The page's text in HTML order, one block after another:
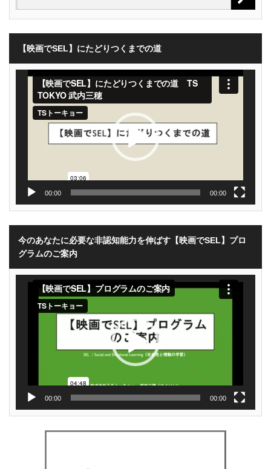
【映画でSEL】にたどりつくまでの道
00:00 00:00
今のあなたに必要な非認知能力を伸ばす【映画でSEL】プロ
グラムのご案内
動
00:00 00:00